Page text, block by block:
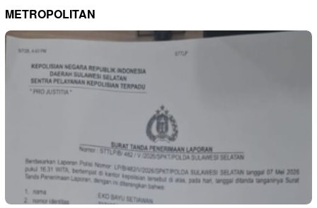
METROPOLITAN